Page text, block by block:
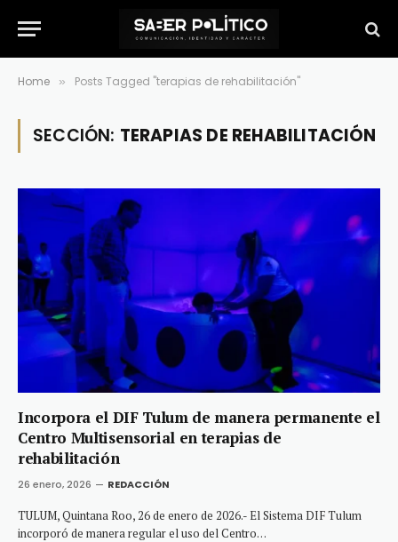
Home » Posts Tagged "terapias de rehabilitación"
SECCIÓN: TERAPIAS DE REHABILITACIÓN
Incorpora el DIF Tulum de manera permanente el
Centro Multisensorial en terapias de
rehabilitación
26 enero, 2026 REDACCIÓN
TULUM, Quintana Roo, 26 de enero de 2026.- El Sistema DIF Tulum
incorporó de manera regular el uso del Centro…